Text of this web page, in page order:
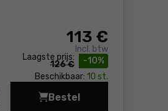
-10%
Laagste prijs:
126 €
113 €
Incl. btw
Beschikbaar: 10 st.
Bestel
Sproei-extractie